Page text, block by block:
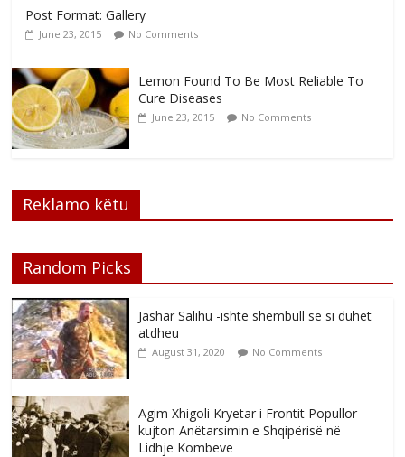
Post Format: Gallery
June 23, 2015 No Comments
Lemon Found To Be Most Reliable To
Cure Diseases
June 23, 2015 No Comments
Reklamo këtu
Random Picks
Jashar Salihu -ishte shembull se si duhet
atdheu
August 31, 2020 No Comments
Agim Xhigoli Kryetar i Frontit Popullor
kujton Anëtarsimin e Shqipërisë në
Lidhje Kombeve